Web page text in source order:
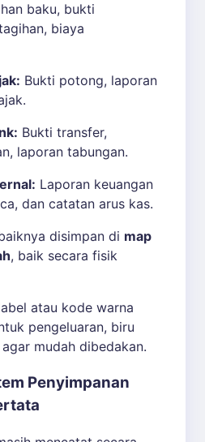
baku, bukti
biaya
Bukti potong, laporan
Bukti transfer,
laporan tabungan.
Laporan keuangan
dan catatan arus kas.
disimpan di map
, baik secara fisik
atau kode warna
pengeluaran, biru
mudah dibedakan.
Penyimpanan